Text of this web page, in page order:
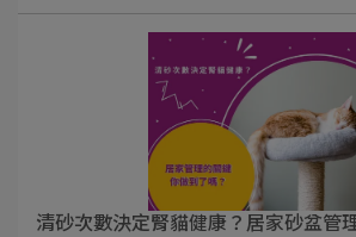
清砂次數決定腎貓健康？居家砂盆管